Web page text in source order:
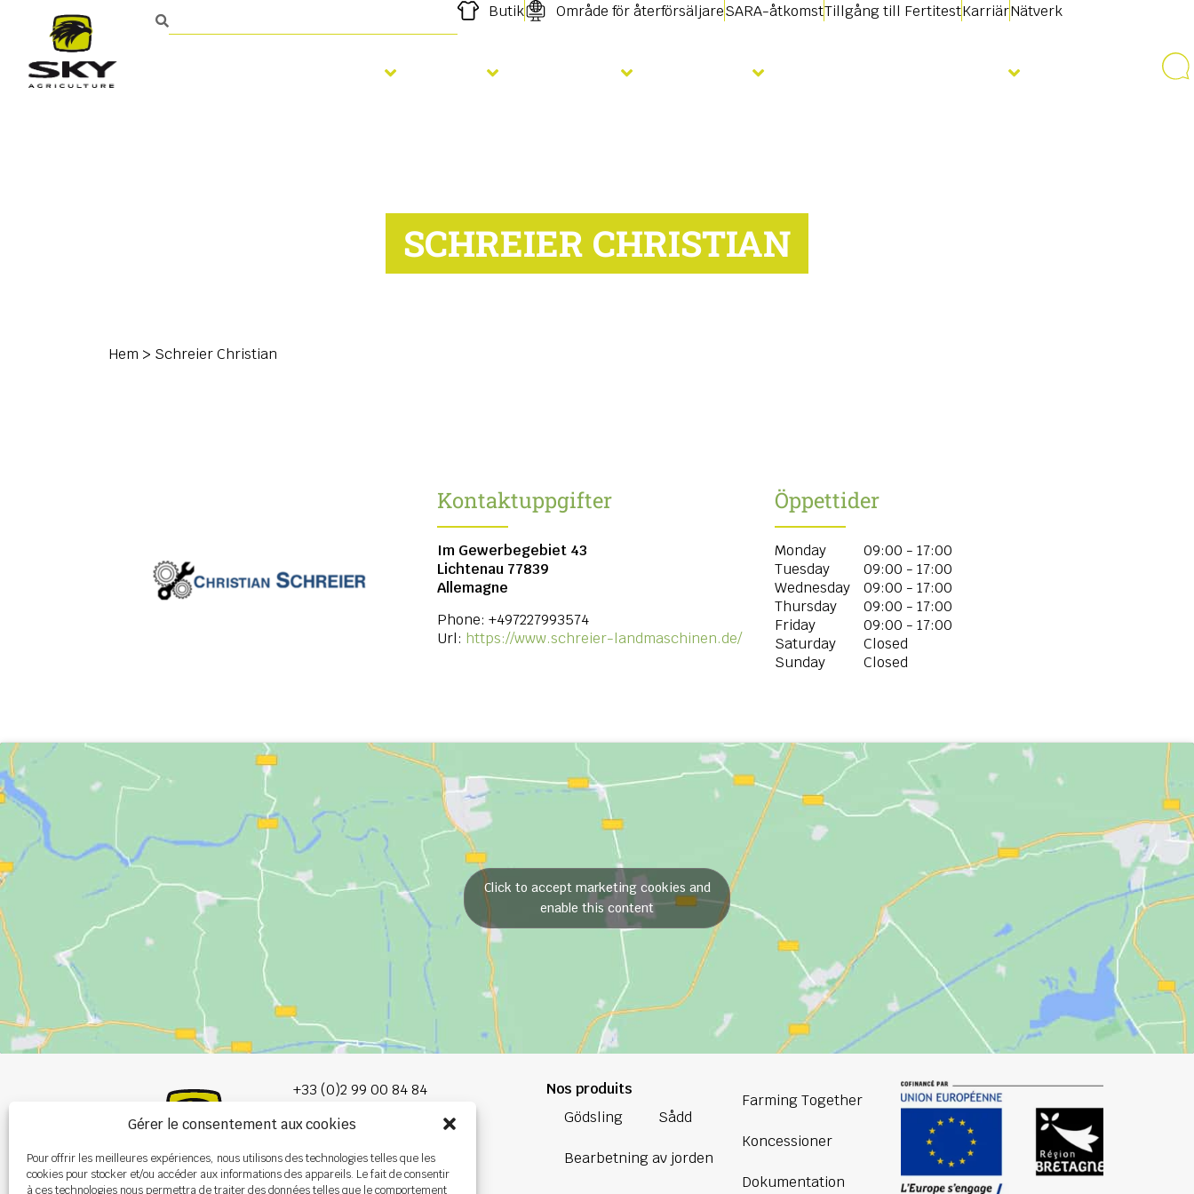
Gérer le consentement aux cookies
Pour offrir les meilleures expériences, nous utilisons des technologies telles que les
cookies pour stocker et/ou accéder aux informations des appareils. Le fait de consentir
à ces technologies nous permettra de traiter des données telles que le comportement
Butik Område för återförsäljareSARA-åtkomstTillgång till FertitestKarriärNätverk
SCHREIER CHRISTIAN
Hem > Schreier Christian
Kontaktuppgifter
Im Gewerbegebiet 43
Lichtenau 77839
Allemagne
Phone: +497227993574
Url: https://www.schreier-landmaschinen.de/
Öppettider
Monday
09:00 - 17:00
Tuesday
09:00 - 17:00
Wednesday
09:00 - 17:00
Thursday
09:00 - 17:00
Friday
09:00 - 17:00
Saturday
Closed
Sunday
Closed
Click to accept marketing cookies and
enable this content
+33 (0)2 99 00 84 84
info@burel-group.com
Les Portes de Bretagne
P.A. de la Gaultière,
Nos produits
Gödsling
Sådd
Bearbetning av jorden
Farming Together
Koncessioner
Dokumentation